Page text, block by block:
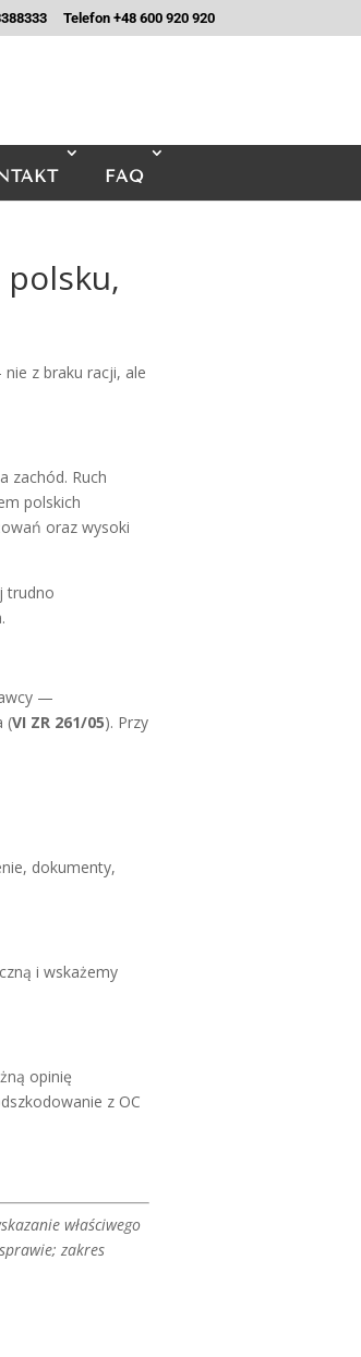
Telefon +48 600 920 920
FAQ
z braku racji, ale
zachód. Ruch
polskich
oraz wysoki
trudno
—
(VI ZR 261/05). Przy
dokumenty,
i wskażemy
opinię
z OC
właściwego
zakres